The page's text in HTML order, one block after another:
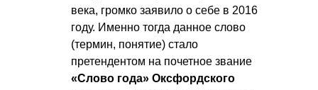
века, громко заявило о себе в 2016
году. Именно тогда данное слово
(термин, понятие) стало
претендентом на почетное звание
«Слово года» Оксфордского